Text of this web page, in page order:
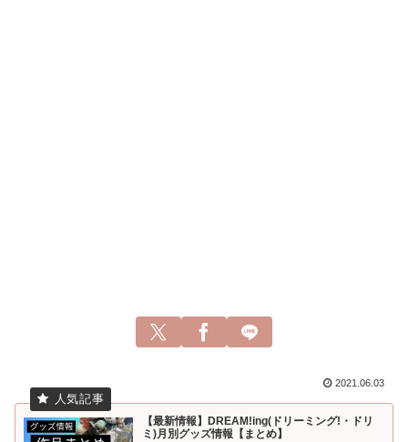
2021.06.03
【最新情報】DREAM!ing(ドリーミング!・ドリ
ミ)月別グッズ情報【まとめ】